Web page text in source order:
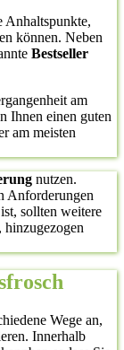
Anhaltspunkte,
können. Neben
Bestseller
am
Ihnen einen guten
am meisten
nutzen.
Anforderungen
sollten weitere
Wege an,
Innerhalb